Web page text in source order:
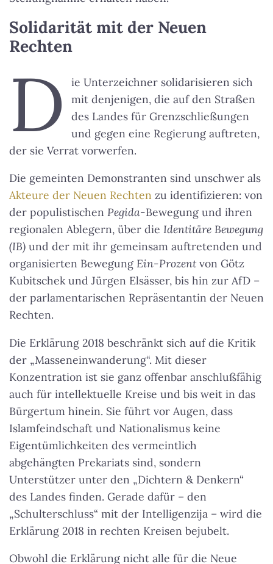
Solidarität mit der Neuen
Rechten
D
ie Unterzeichner solidarisieren sich
mit denjenigen, die auf den Straßen
des Landes für Grenzschließungen
und gegen eine Regierung auftreten,
der sie Verrat vorwerfen.
Die gemeinten Demonstranten sind unschwer als
Akteure der Neuen Rechten zu identifizieren: von
der populistischen Pegida-Bewegung und ihren
regionalen Ablegern, über die Identitäre Bewegung
(IB) und der mit ihr gemeinsam auftretenden und
organisierten Bewegung Ein-Prozentvon Götz
Kubitschek und Jürgen Elsässer, bis hin zur AfD –
der parlamentarischen Repräsentantin der Neuen
Rechten.
Die Erklärung 2018 beschränkt sich auf die Kritik
der „Masseneinwanderung“. Mit dieser
Konzentration ist sie ganz offenbar anschlußfähig
auch für intellektuelle Kreise und bis weit in das
Bürgertum hinein. Sie führt vor Augen, dass
Islamfeindschaft und Nationalismus keine
Eigentümlichkeiten des vermeintlich
abgehängten Prekariats sind, sondern
Unterstützer unter den „Dichtern & Denkern“
des Landes finden. Gerade dafür – den
„Schulterschluss“ mit der Intelligenzija – wird die
Erklärung 2018 in rechten Kreisen bejubelt.
Obwohl die Erklärung nicht alle für die Neue